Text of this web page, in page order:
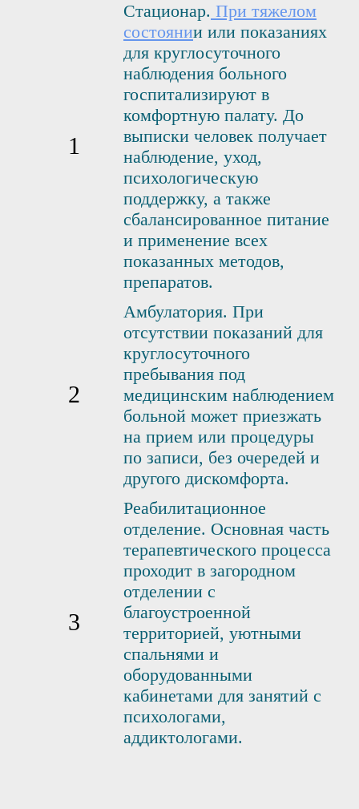
Стационар. При тяжелом
состоянии или показаниях
для круглосуточного
наблюдения больного
госпитализируют в
комфортную палату. До
выписки человек получает
наблюдение, уход,
психологическую
поддержку, а также
сбалансированное питание
и применение всех
показанных методов,
препаратов.
Амбулатория. При
отсутствии показаний для
круглосуточного
пребывания под
медицинским наблюдением
больной может приезжать
на прием или процедуры
по записи, без очередей и
другого дискомфорта.
Реабилитационное
отделение. Основная часть
терапевтического процесса
проходит в загородном
отделении с
благоустроенной
территорией, уютными
спальнями и
оборудованными
кабинетами для занятий с
психологами,
аддиктологами.